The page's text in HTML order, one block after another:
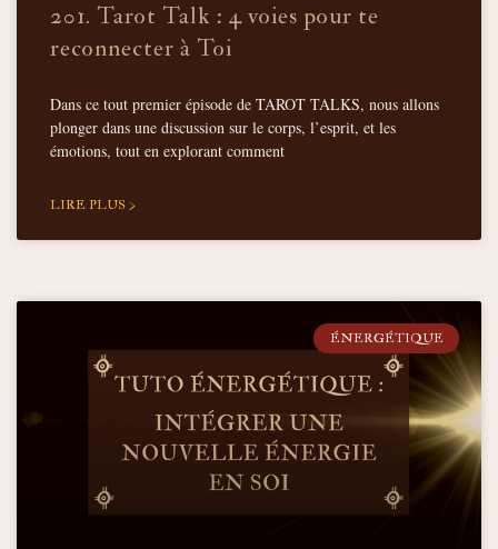
201. Tarot Talk : 4 voies pour te
reconnecter à Toi
Dans ce tout premier épisode de TAROT TALKS, nous allons
plonger dans une discussion sur le corps, l’esprit, et les
émotions, tout en explorant comment
LIRE PLUS >
ÉNERGÉTIQUE